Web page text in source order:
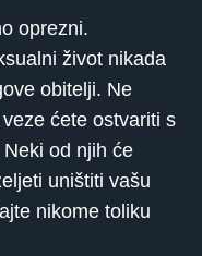
oprezni.
život nikada
obitelji. Ne
ćete ostvariti s
od njih će
uništiti vašu
nikome toliku